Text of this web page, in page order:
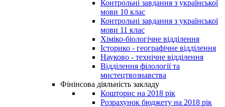
Контрольні завдання з української
мови 10 клас
Контрольні завдання з української
мови 11 клас
Хіміко-біологічне відділення
Історико - географічне відділення
Науково - технічне відділення
Відділення філології та
мистецтвознавства
Фінінсова діяльність закладу
Кошторис на 2018 рік
Розрахунок бюджету на 2018 рік